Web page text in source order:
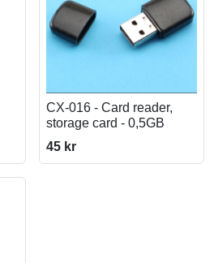
CX-016 - Card reader,
storage card - 0,5GB
45 kr